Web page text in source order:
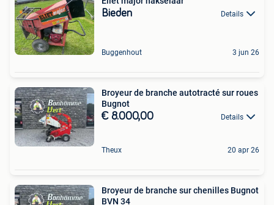
Bieden Details
Buggenhout 3 jun 26
Broyeur de branche autotracté sur roues
Bugnot
€ 8.000,00 Details
Theux 20 apr 26
Broyeur de branche sur chenilles Bugnot
BVN 34